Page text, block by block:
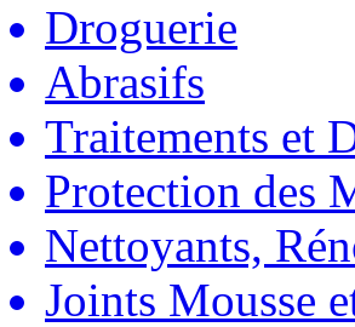
Droguerie
Abrasifs
Traitements et
Protection des
Nettoyants,
Joints Mousse